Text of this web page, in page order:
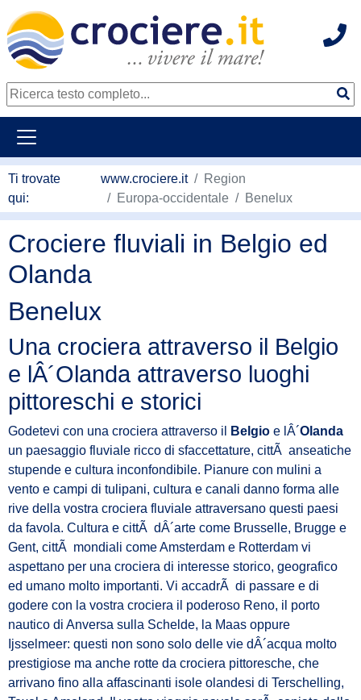
Ti trovate
qui:
www.crociere.it
Region
Europa-occidentale
Benelux
Crociere fluviali in Belgio ed
Olanda
Benelux
Una crociera attraverso il Belgio
e lÂ´Olanda attraverso luoghi
pittoreschi e storici
Godetevi con una crociera attraverso il Belgio e lÂ´Olanda
un paesaggio fluviale ricco di sfaccettature, cittÃ anseatiche
stupende e cultura inconfondibile. Pianure con mulini a
vento e campi di tulipani, cultura e canali danno forma alle
rive della vostra crociera fluviale attraversano questi paesi
da favola. Cultura e cittÃ dÂ´arte come Brusselle, Brugge e
Gent, cittÃ mondiali come Amsterdam e Rotterdam vi
aspettano per una crociera di interesse storico, geografico
ed umano molto importanti. Vi accadrÃ di passare e di
godere con la vostra crociera il poderoso Reno, il porto
nautico di Anversa sulla Schelde, la Maas oppure
Ijsselmeer: questi non sono solo delle vie dÂ´acqua molto
prestigiose ma anche rotte da crociera pittoresche, che
arrivano fino alla affascinanti isole olandesi di Terschelling,